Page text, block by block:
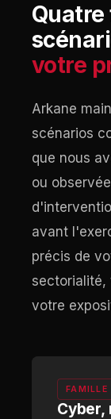
Quatre
votre
Arkane
scénarios
que nous
ou
avant
précis de
sectorialité,
votre
FAMILLE
Cyber,